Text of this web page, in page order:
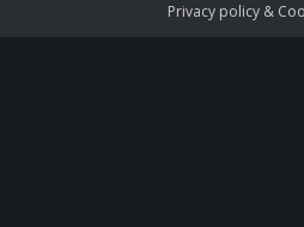
Privacy policy&